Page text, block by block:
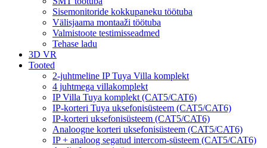
Sisemonitoride kokkupaneku töötuba
Välisjaama montaaži töötuba
Valmistoote testimisseadmed
Tehase ladu
3D VR
Tooted
2-juhtmeline IP Tuya Villa komplekt
4 juhtmega villakomplekt
IP Villa Tuya komplekt (CAT5/CAT6)
IP-korteri Tuya uksefonisüsteem (CAT5/CAT6)
IP-korteri uksefonisüsteem (CAT5/CAT6)
Analoogne korteri uksefonisüsteem (CAT5/CAT6)
IP + analoog segatud intercom-süsteem (CAT5/CAT6)